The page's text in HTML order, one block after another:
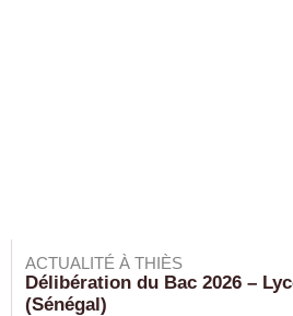
ACTUALITÉ À THIÈS
Délibération du Bac 2026 –
(Sénégal)